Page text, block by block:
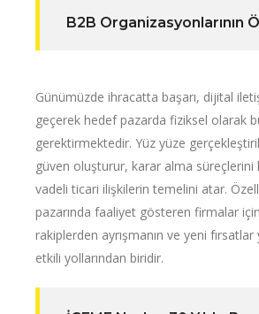
B2B Organizasyonlarının
Günümüzde ihracatta başarı, dijital
geçerek hedef pazarda fiziksel olarak
gerektirmektedir. Yüz yüze
güven oluşturur, karar alma süreçlerini
vadeli ticari ilişkilerin temelini atar.
pazarında faaliyet gösteren firmalar
rakiplerden ayrışmanın ve yeni fırsatlar
etkili yollarından biridir.